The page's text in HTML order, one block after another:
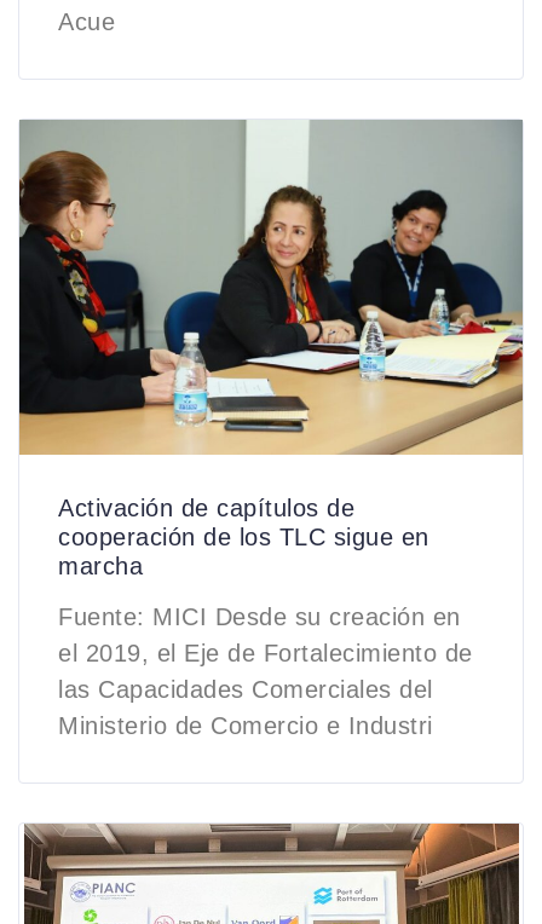
Acue
Activación de capítulos de
cooperación de los TLC sigue en
marcha
Fuente: MICI Desde su creación en
el 2019, el Eje de Fortalecimiento de
las Capacidades Comerciales del
Ministerio de Comercio e Industri